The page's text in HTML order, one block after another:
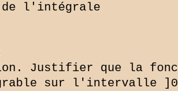
l'intégrale
Justifier que la
sur l'intervalle